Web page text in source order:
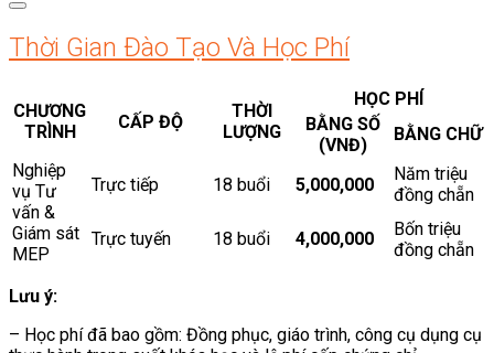
Thời Gian Đào Tạo Và Học Phí
CHƯƠNG
TRÌNH
CẤP ĐỘ
THỜI
LƯỢNG
HỌC PHÍ
BẰNG SỐ
(VNĐ)
BẰNG CHỮ
Nghiệp
vụ Tư
vấn &
Giám sát
MEP
Trực tiếp 18 buổi 5,000,000
Năm triệu
đồng chẵn
Trực tuyến 18 buổi 4,000,000
Bốn triệu
đồng chẵn
Lưu ý:
– Học phí đã bao gồm: Đồng phục, giáo trình, công cụ dụng cụ